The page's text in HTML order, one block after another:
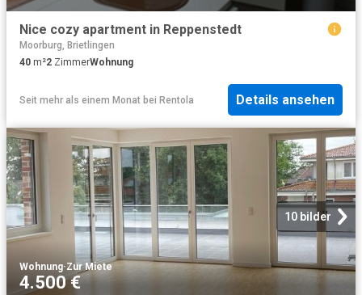
Nice cozy apartment in Reppenstedt
Moorburg, Brietlingen
40 m²2 ZimmerWohnung
Seit mehr als einem Monat bei Rentola Details ansehen
10 bilder
Wohnung·Zur Miete
4.500 €